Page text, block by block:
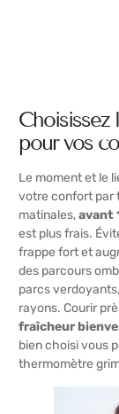
Choisissez
pour vos
Le moment et le
votre confort par
matinales,avant
est plus frais.
frappe fort et
des parcours
parcs
rayons. Courir
fraîcheur
bien choisi vous
thermomètre